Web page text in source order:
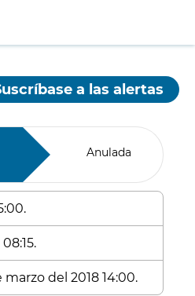
a las alertas
Anulada
del 2018 14:00.